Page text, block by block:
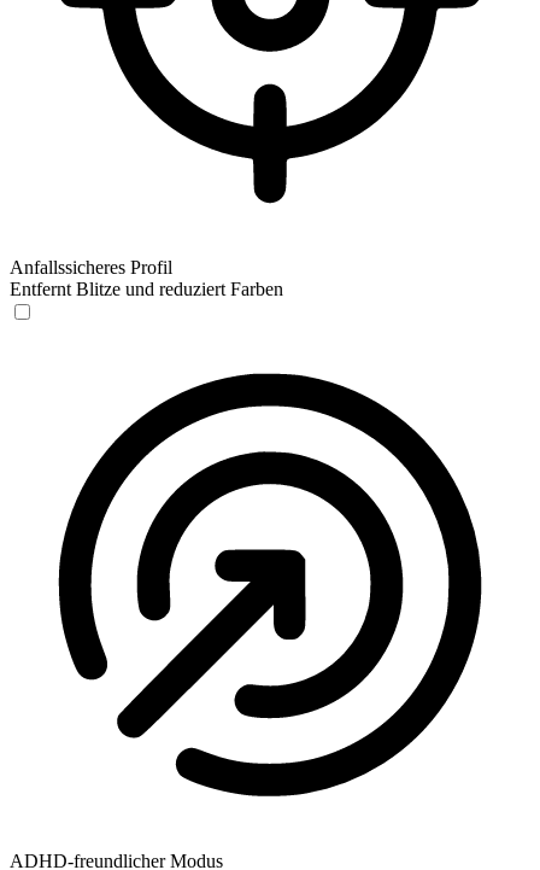
Anfallssicheres Profil
Entfernt Blitze und reduziert Farben
ADHD-freundlicher Modus